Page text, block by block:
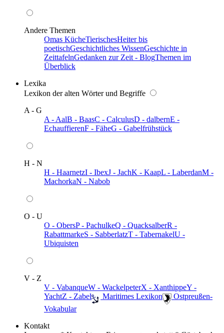
Andere Themen
Omas KücheTierischesHeiter bis
poetischGeschichtliches WissenGeschichte in
ZeittafelnGedanken zur Zeit - BlogThemen im
Überblick
Lexika
Lexikon der alten Wörter und Begriffe
A - G
A - AalB - BaasC - CalculusD - dalbernE -
EchauffierenF - FäheG - Gabelfrühstück
H - N
H - HaarnetzI - IbexJ - JachK - KaapL - LaberdanM -
MachorkaN - Nabob
O - U
O - ObersP - PachulkeQ - QuacksalberR -
RabattmarkeS - SabberlatzT - TabernakelU -
Ubiquisten
V - Z
V - VabanqueW - WackelpeterX - XanthippeY -
YachtZ - Zabel ️ Maritimes Lexikon
️ Ostpreußen-
Vokabular
Kontakt